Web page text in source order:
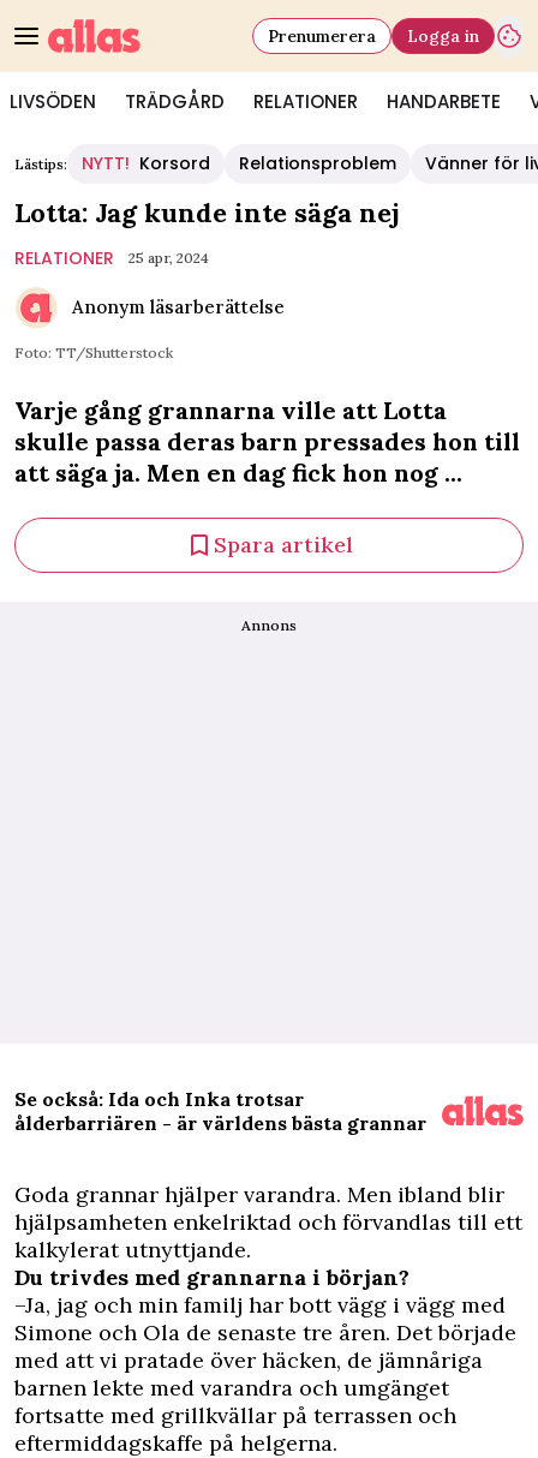
LIVSÖDEN TRÄDGÅRD RELATIONER HANDARBETE
Prenumerera Logga in
Lästips: NYTT! Korsord Relationsproblem Vänner för
Lotta: Jag kunde inte säga nej
RELATIONER 25 apr, 2024
Anonym läsarberättelse
Foto: TT/Shutterstock
Varje gång grannarna ville att Lotta
skulle passa deras barn pressades hon till
att säga ja. Men en dag fick hon nog ...
Spara artikel
Annons
Se också: Ida och Inka trotsar
ålderbarriären - är världens bästa grannar
Goda grannar hjälper varandra. Men ibland blir
hjälpsamheten enkelriktad och förvandlas till ett
kalkylerat utnyttjande.
Du trivdes med grannarna i början?
–Ja, jag och min familj har bott vägg i vägg med
Simone och Ola de senaste tre åren. Det började
med att vi pratade över häcken, de jämnåriga
barnen lekte med varandra och umgänget
fortsatte med grillkvällar på terrassen och
eftermiddagskaffe på helgerna.